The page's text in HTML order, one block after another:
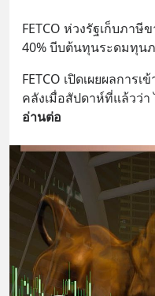
FETCO ห่วงรัฐเก็บภา
40% บีบต้นทุนระดมทุน
FETCO เปิดเผยผลการ
คลังเมื่อสัปดาห์ที่แล้วว่
อ่านต่อ